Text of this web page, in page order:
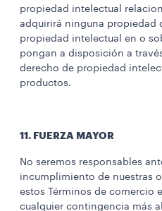
propiedad intelectual
adquirirá ninguna propiedad
propiedad intelectual en o
pongan a disposición a
derecho de propiedad
productos.
11. FUERZA MAYOR
No seremos responsables
incumplimiento de nuestras
estos Términos de comercio
cualquier contingencia más